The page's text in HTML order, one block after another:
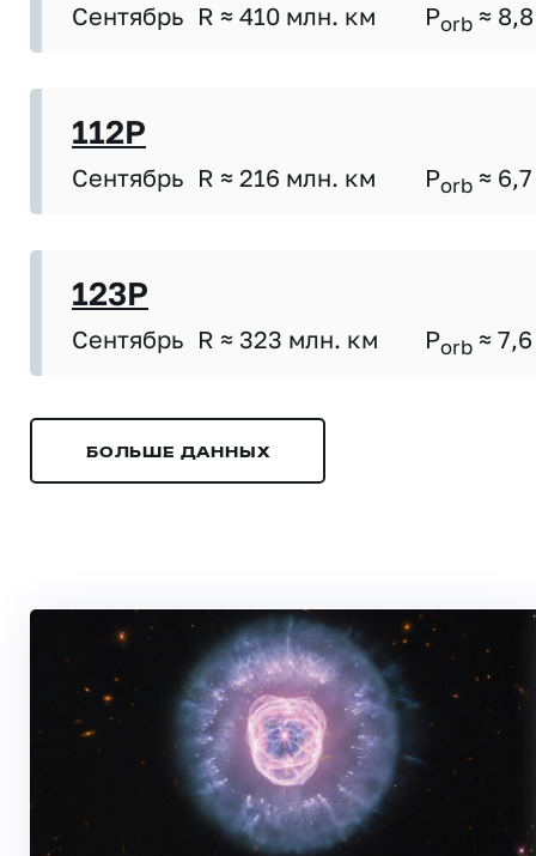
Сентябрь R ≈ 410 млн. км Porb ≈ 8,8
112P
Сентябрь R ≈ 216 млн. км Porb ≈ 6,7
123P
Сентябрь R ≈ 323 млн. км Porb ≈ 7,6
БОЛЬШЕ ДАННЫХ